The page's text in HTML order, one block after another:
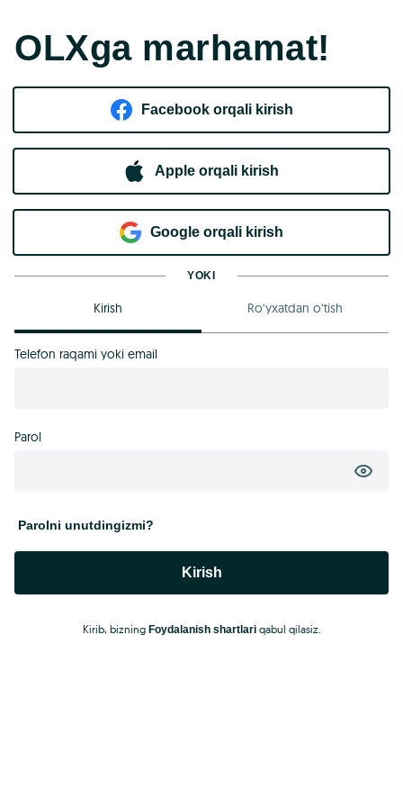
OLXga marhamat!
Facebook orqali kirish​
Apple orqali kirish
Goo​g​le orqali kirish
YOKI
Kirish Ro‘yxatdan o‘tish
Telefon raqami yoki email
Parol
Parolni unutdingizmi?
Kirish
Kirib, bizning Foydalanish shartlariqabul qilasiz.